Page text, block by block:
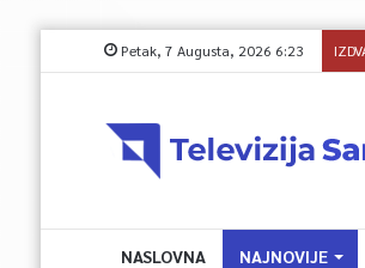
Petak, 7 Augusta, 2026 6:23
NASLOVNA NAJNOVIJE